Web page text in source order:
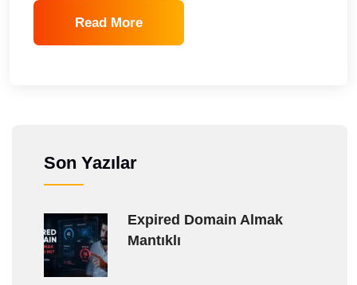
Read More
Son Yazılar
Expired Domain Almak
Mantıklı